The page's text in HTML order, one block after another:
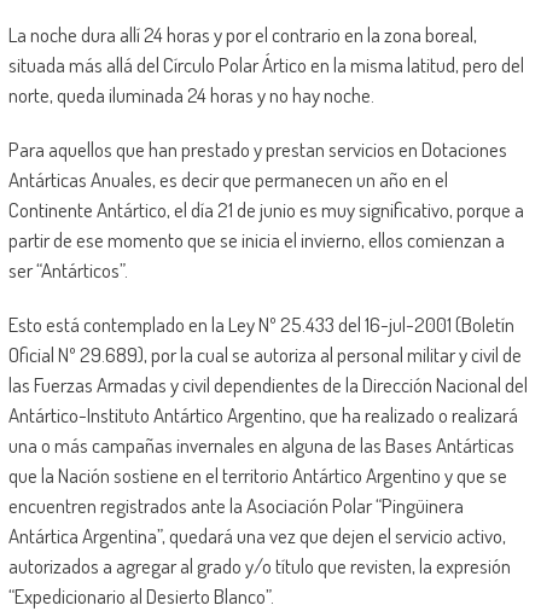
La noche dura allí 24 horas y por el contrario en la zona boreal,
situada más allá del Círculo Polar Ártico en la misma latitud, pero del
norte, queda iluminada 24 horas y no hay noche.
Para aquellos que han prestado y prestan servicios en Dotaciones
Antárticas Anuales, es decir que permanecen un año en el
Continente Antártico, el día 21 de junio es muy significativo, porque a
partir de ese momento que se inicia el invierno, ellos comienzan a
ser “Antárticos”.
Esto está contemplado en la Ley Nº 25.433 del 16-jul-2001 (Boletín
Oficial Nº 29.689), por la cual se autoriza al personal militar y civil de
las Fuerzas Armadas y civil dependientes de la Dirección Nacional del
Antártico-Instituto Antártico Argentino, que ha realizado o realizará
una o más campañas invernales en alguna de las Bases Antárticas
que la Nación sostiene en el territorio Antártico Argentino y que se
encuentren registrados ante la Asociación Polar “Pingüinera
Antártica Argentina”, quedará una vez que dejen el servicio activo,
autorizados a agregar al grado y/o título que revisten, la expresión
“Expedicionario al Desierto Blanco”.